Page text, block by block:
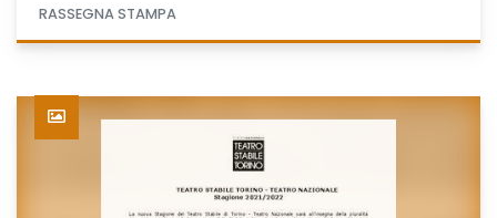
RASSEGNA STAMPA